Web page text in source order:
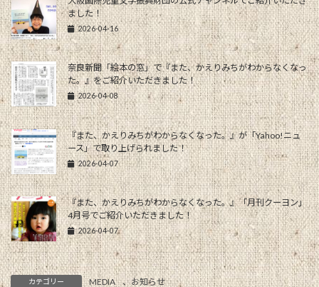
ました！
2026-04-16
奈良新聞「絵本の窓」で『また、かえりみちがわからなくなっ
た。』をご紹介いただきました！
2026-04-08
『また、かえりみちがわからなくなった。』が「Yahoo!ニュ
ース」で取り上げられました！
2026-04-07
『また、かえりみちがわからなくなった。』「月刊クーヨン」
4月号でご紹介いただきました！
2026-04-07
カテゴリー MEDIA 、お知らせ